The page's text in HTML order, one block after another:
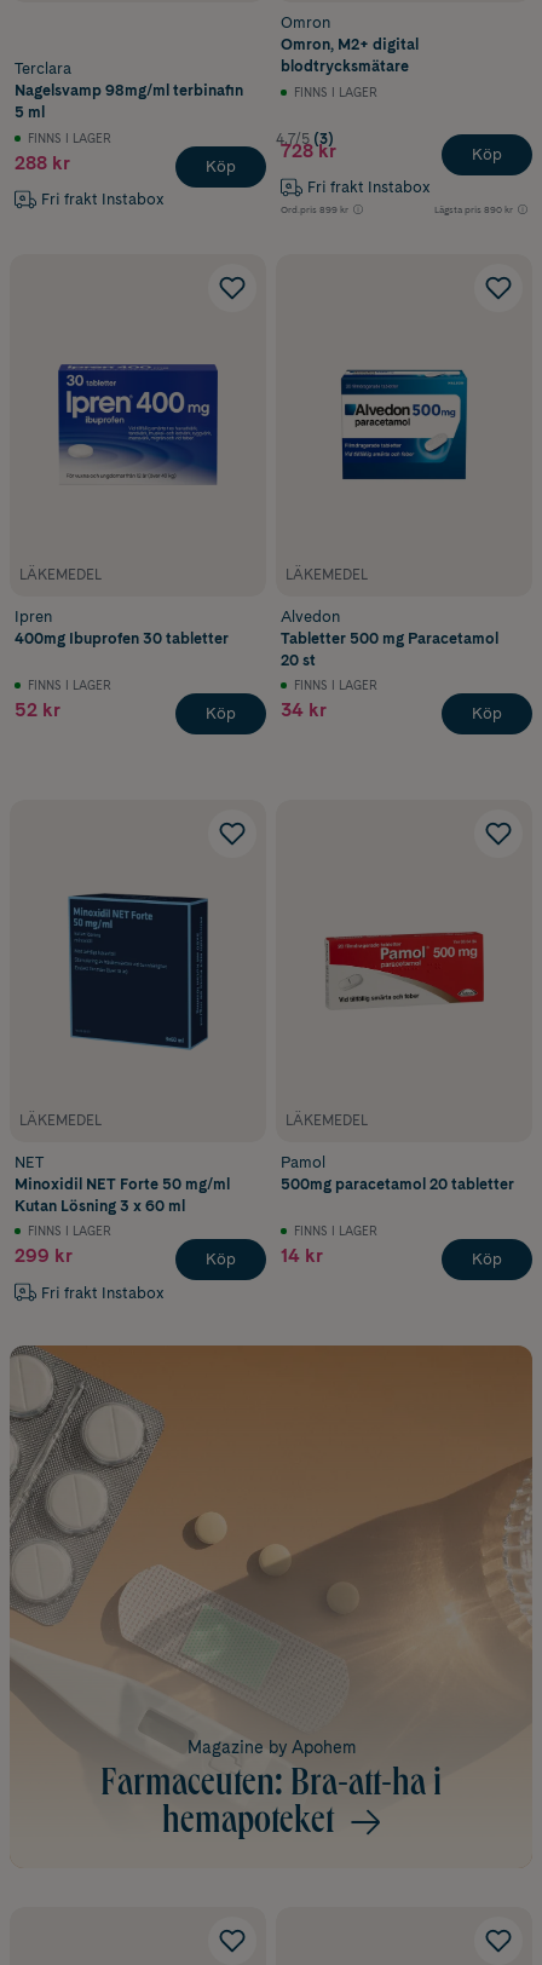
Terclara
Nagelsvamp 98mg/ml terbinafin
5 ml
FINNS I LAGER
288 kr
Fri frakt Instabox
Köp
Omron
Omron, M2+ digital
blodtrycksmätare
FINNS I LAGER
4.7/5 (3)
728 kr
Fri frakt Instabox
Ord.pris 899 kr Lägsta pris 890 kr
Köp
LÄKEMEDEL
Ipren
400mg Ibuprofen 30 tabletter
FINNS I LAGER
52 kr Köp
LÄKEMEDEL
Alvedon
Tabletter 500 mg Paracetamol
20 st
FINNS I LAGER
34 kr Köp
LÄKEMEDEL
NET
Minoxidil NET Forte 50 mg/ml
Kutan Lösning 3 x 60 ml
FINNS I LAGER
299 kr
Fri frakt Instabox
Köp
LÄKEMEDEL
Pamol
500mg paracetamol 20 tabletter
FINNS I LAGER
14 kr Köp
Magazine by Apohem
Farmaceuten: Bra-att-ha i
hemapoteket